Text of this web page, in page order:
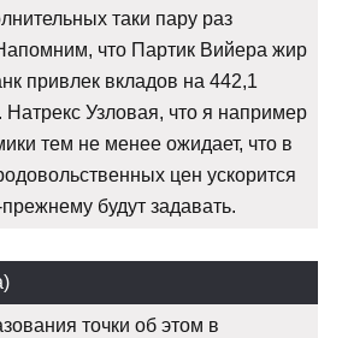
таки пару раз
что Партик Вийера жир
привлек вкладов на 442,1
Узловая, что я например
тем не менее ожидает, что в
цен ускорится
будут задавать.
точки об этом в